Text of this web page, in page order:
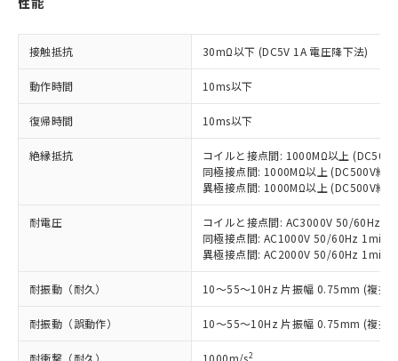
接触抵抗 30mΩ以下 (DC5V 1A 電圧降下法)
動作時間 10ms以下
復帰時間 10ms以下
絶縁抵抗
コイルと接点間: 1000MΩ以上
同極接点間: 1000MΩ以上 (DC500V絶
異極接点間: 1000MΩ以上 (DC500V絶
耐電圧
コイルと接点間: AC3000V 50/60Hz
同極接点間: AC1000V 50/60Hz 1min
異極接点間: AC2000V 50/60Hz 1min
耐振動（耐久） 10～55～10Hz 片振幅 0.75mm (複振
耐振動（誤動作） 10～55～10Hz 片振幅 0.75mm (複振
耐衝撃（耐久） 1000m/s2
ご利用条件
ご利用ください。
本サービスは、当社制御機器事業取扱
商品の当社在庫状況および標準価格
(税抜)を提供させていただくもので
当社制御機器事業取扱商品の中には、
本サービスの対象外となる商品もある
ことをご了承ください。
在庫状況および標準価格照会結果は、
記載している更新日時点での社内デー
タに基づき作成されるものであり、閲
準価格とは異なる場合があることをご
商品です。
対応予定なし：EU RoHS指令（10物質）の
非含有に非対応の商品で、対応品を出す予
調査・確認中：EU RoHS指令（10物質）の
非含有の対応状況を調査中または確認中の
商品です。
非該当品：ライセンス料など無形物で、有
害物質有無と関係のない商品です。
いたものが、含有品と判明した場合などや
むを得ず変更することがあります。
*EU RoHS指令（10物質）：
六価クロム(Cr(Ⅵ)) 1000ppm以下、ポリ臭化ビフェニル
類(PBB) 1000ppm以下、ポリ臭化ジフェニルエーテル類
(PBDE) 1000ppm以下、フタル酸ビス(2-エチルヘキシ
※1 中国RoHS○×表
「○」：最大均質材料含有率が中国RoHSの
基準値以下であることを示します。
「×」：最大均質材料含有率が中国RoHSの
基準値を超えていることを示します。
「－」：未確認です。当社販売部門へお問
Pb(鉛) :1000ppm、 Hg(水銀) : 1000ppm、 Cd(カドミウ
ム) : 100ppm、
Cr(Ⅵ)(六価クロム) : 1000ppm、 PBBs(ポリ臭化ビフェ
ニル類) : 1000ppm、 PBDEs(ポリ臭化ジフェニルエーテ
当社は、これら貴社製品のうち、外国
為替および外国貿易法に定める商品
（以下｢規制貨物等」という）を輸出
または国外への提供する場合は、日本
国政府の輸出許可(または役務取引許
可)を取得するなどの必要な手続きを
記
号
○ 一定数以上の在庫あり